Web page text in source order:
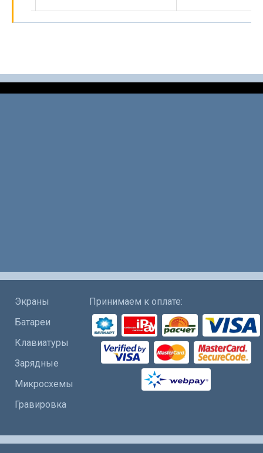
Экраны
Батареи
Клавиатуры
Зарядные
Микросхемы
Гравировка
Принимаем к оплате: